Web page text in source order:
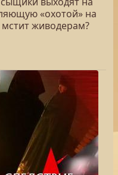
«охотой» на
живодерам?